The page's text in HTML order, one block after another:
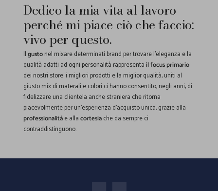
Dedico la mia vita al lavoro
perché mi piace ciò che faccio:
vivo per questo.
Ilgustonel mixare determinati brand per trovare l'eleganza e la
qualità adatti ad ogni personalità rappresentail focus primario
dei nostri store: i migliori prodotti e la miglior qualità, uniti al
giusto mix di materali e colori ci hanno consentito, negli anni, di
fidelizzare una clientela anche straniera che ritorna
piacevolmente per un'esperienza d'acquisto unica, grazie alla
professionalitàe allacortesiache da sempre ci
contraddistinguono.